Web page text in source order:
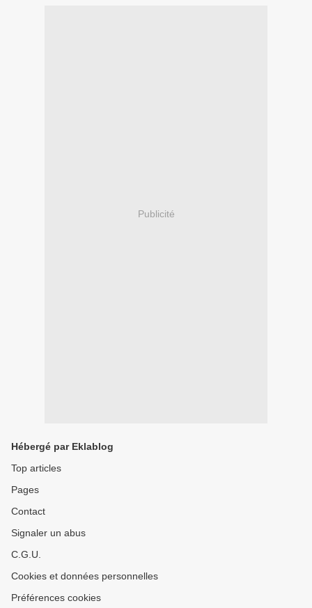
Publicité
Hébergé par Eklablog
Top articles
Pages
Contact
Signaler un abus
C.G.U.
Cookies et données personnelles
Préférences cookies